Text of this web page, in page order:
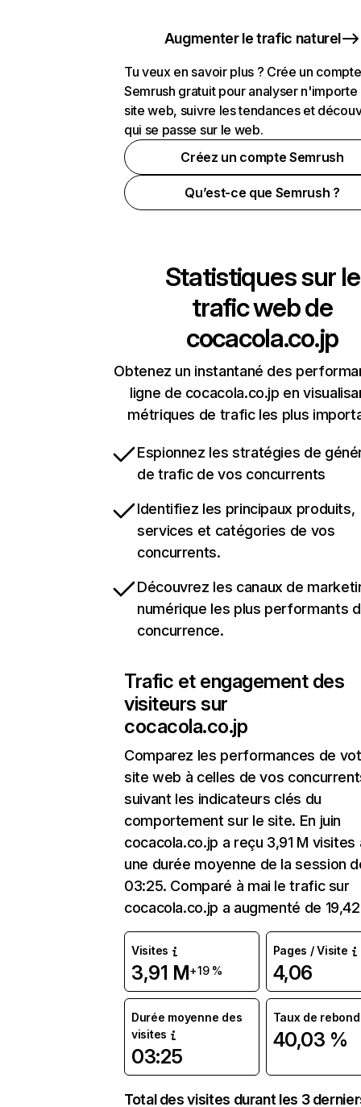
Augmenter le trafic naturel
Tu veux en savoir plus ? Crée un compte
Semrush gratuit pour analyser n'importe
site web, suivre les tendances et
qui se passe sur le web.
Créez un compte Semrush
Qu’est-ce que Semrush ?
Statistiques sur le
trafic web de
cocacola.co.jp
Obtenez un instantané des
ligne de cocacola.co.jp en
métriques de trafic les plus
Espionnez les stratégies de
de trafic de vos concurrents
Identifiez les principaux produits,
services et catégories de vos
concurrents.
Découvrez les canaux de
numérique les plus performants
concurrence.
Trafic et engagement des
visiteurs sur
cocacola.co.jp
Comparez les performances de
site web à celles de vos
suivant les indicateurs clés du
comportement sur le site. En juin
cocacola.co.jp a reçu 3,91 M visites
une durée moyenne de la session
03:25. Comparé à mai le trafic sur
cocacola.co.jp a augmenté de
Visites
3,91 M+19 %
Pages / Visite
4,06
Durée moyenne des
visites
03:25
Taux de rebond
40,03 %
Total des visites durant les 3